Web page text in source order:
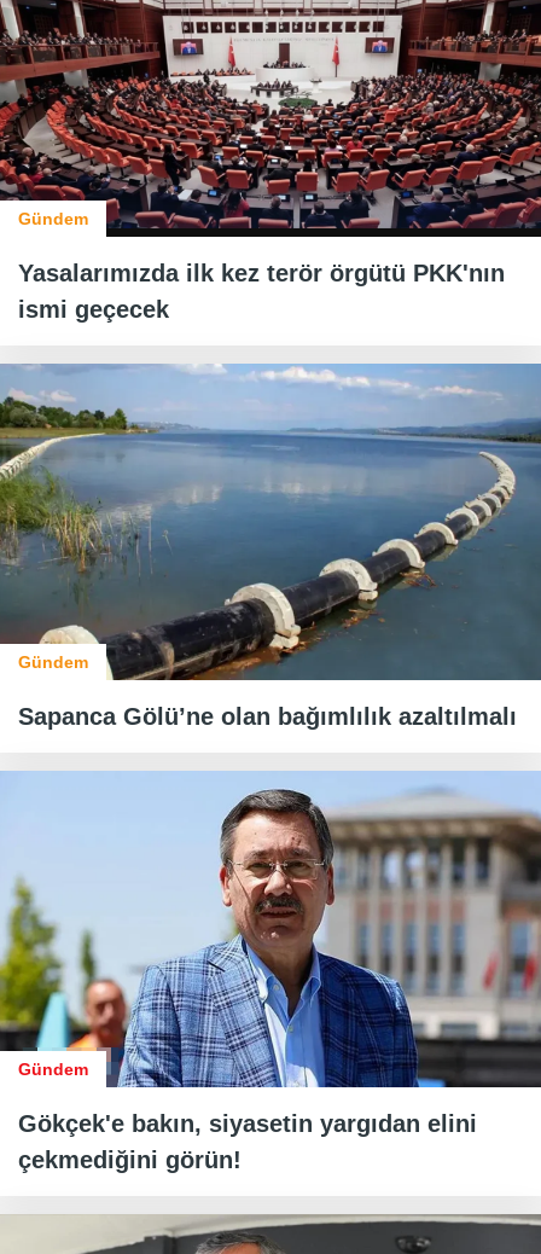
Gündem
Yasalarımızda ilk kez terör örgütü PKK'nın
ismi geçecek
Gündem
Sapanca Gölü’ne olan bağımlılık azaltılmalı
Gündem
Gökçek'e bakın, siyasetin yargıdan elini
çekmediğini görün!